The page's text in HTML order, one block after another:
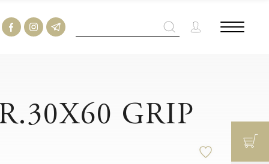
GRIP